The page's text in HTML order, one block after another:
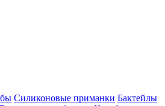
Силиконовые приманки Бактейлы